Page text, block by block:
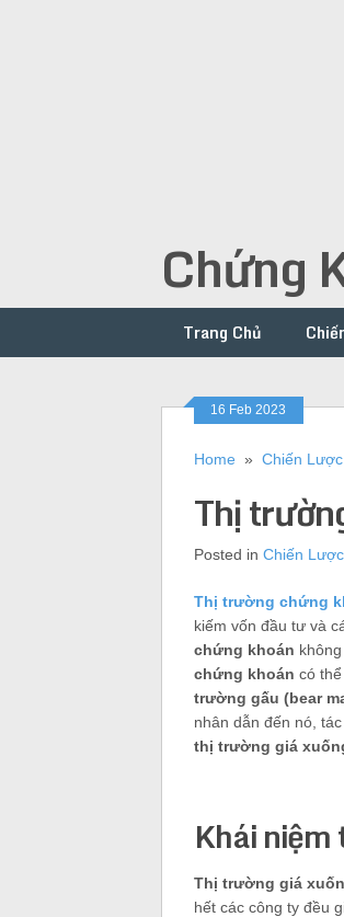
Chứng
Trang Chủ
16 Feb 2023
Home » Chiến Lược
Thị
Posted in Chiến Lược,
Thị trường chứng
kiếm vốn đầu tư và
chứng khoán
chứng khoán có
trường gấu (bear
nhân dẫn đến nó,
thị trường giá
Khái
Thị trường giá
hết các công ty đều